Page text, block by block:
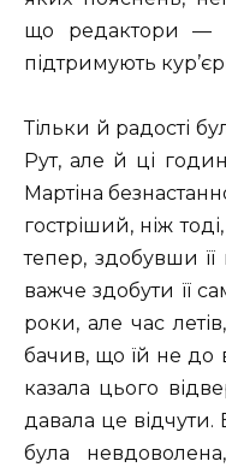
що редактори —
підтримують
Тільки й радості
Рут, але й ці
Мартіна
гостріший, ніж
тепер, здобувши її
важче здобути її
роки, але час
бачив, що їй не до
казала цього
давала це
була